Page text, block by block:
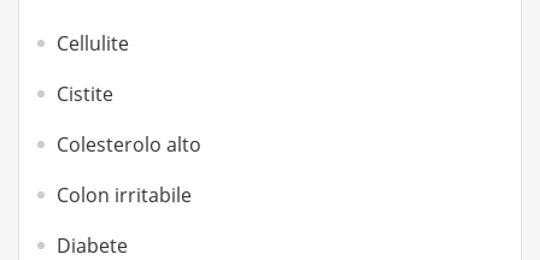
Cellulite
Cistite
Colesterolo alto
Colon irritabile
Diabete